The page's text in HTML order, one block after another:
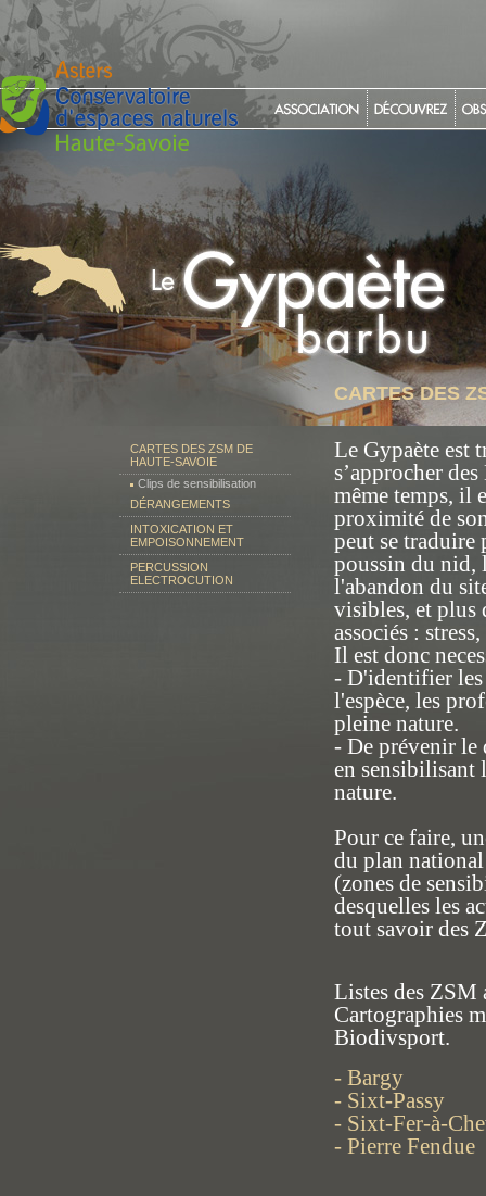
CARTES DES ZSM DE
HAUTE-SAVOIE
Clips de sensibilisation
DÉRANGEMENTS
INTOXICATION ET
EMPOISONNEMENT
PERCUSSION
ELECTROCUTION
CARTES DES
Le Gypaète est
s’approcher
même temps, il
proximité de
peut se traduire
poussin du nid,
l'abandon du
visibles, et plus
associés :
Il est donc
- D'identifier les
l'espèce, les
pleine nature.
- De prévenir le
en sensibilisant
nature.
Pour ce faire,
du plan
(zones de
desquelles les
tout savoir des
Listes des ZSM
Cartographies
Biodivsport.
- Bargy
- Sixt-Passy
- Sixt-Fer-à-
- Pierre Fendue